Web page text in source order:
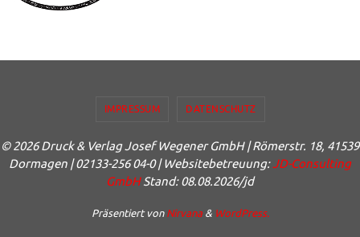
IMPRESSUM DATENSCHUTZ
© 2026 Druck & Verlag Josef Wegener GmbH | Römerstr. 18, 41539
Dormagen | 02133-256 04-0 | Websitebetreuung:JD-Consulting
GmbHStand: 08.08.2026/jd
Präsentiert vonNirvana& WordPress.